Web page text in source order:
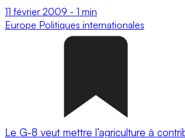
11 février 2009 - 1 min
Europe Politiques internationales
Le G-8 veut mettre l’agriculture à